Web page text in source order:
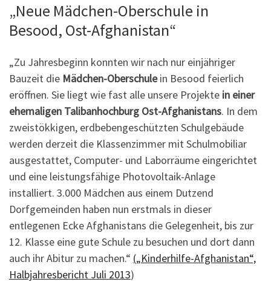
„Neue Mädchen-Oberschule in
Besood, Ost-Afghanistan“
„Zu Jahresbeginn konnten wir nach nur einjähriger
Bauzeit die Mädchen-Oberschulein Besood feierlich
eröffnen. Sie liegt wie fast alle unsere Projekte in einer
ehemaligen Talibanhochburg Ost-Afghanistans. In dem
zweistökkigen, erdbebengeschützten Schulgebäude
werden derzeit die Klassenzimmer mit Schulmobiliar
ausgestattet, Computer- und Laborräume eingerichtet
und eine leistungsfähige Photovoltaik-Anlage
installiert. 3.000 Mädchen aus einem Dutzend
Dorfgemeinden haben nun erstmals in dieser
entlegenen Ecke Afghanistans die Gelegenheit, bis zur
12. Klasse eine gute Schule zu besuchen und dort dann
auch ihr Abitur zu machen.“ („Kinderhilfe-Afghanistan“,
Halbjahresbericht Juli 2013)